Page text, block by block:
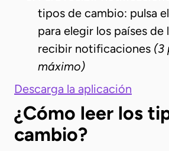
tipos de cambio: pulsa
para elegir los países de
recibir notificaciones (3
máximo)
Descarga la aplicación
¿Cómo leer los
cambio?